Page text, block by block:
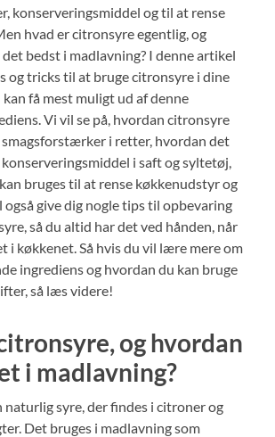
konserveringsmiddel og til at rense
hvad er citronsyre egentlig, og
bedst i madlavning? I denne artikel
og tricks til at bruge citronsyre i dine
få mest muligt ud af denne
Vi vil se på, hvordan citronsyre
smagsforstærker i retter, hvordan det
i saft og syltetøj,
bruges til at rense køkkenudstyr og
også give dig nogle tips til opbevaring
så du altid har det ved hånden, når
i køkkenet. Så hvis du vil lære mere om
ingrediens og hvordan du kan bruge
så læs videre!
og hvordan
i madlavning?
naturlig syre, der findes i citroner og
Det bruges i madlavning som